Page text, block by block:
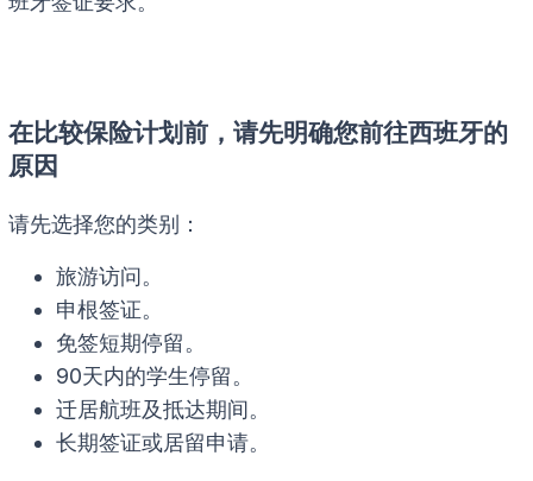
在比较保险计划前，请先明确您前往西班牙的
原因
请先选择您的类别：
旅游访问。
申根签证。
免签短期停留。
90天内的学生停留。
迁居航班及抵达期间。
长期签证或居留申请。